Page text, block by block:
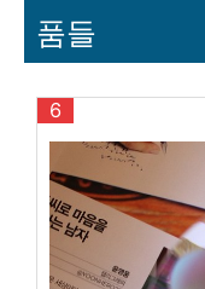
품들
6